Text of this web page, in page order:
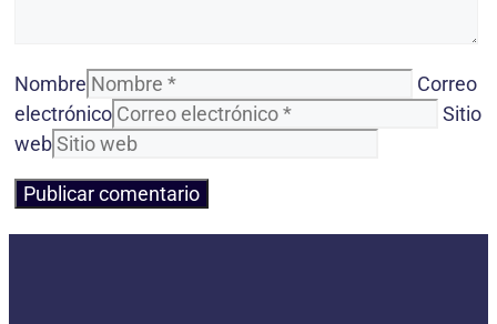
Nombre
Correo
electrónico
Sitio
web